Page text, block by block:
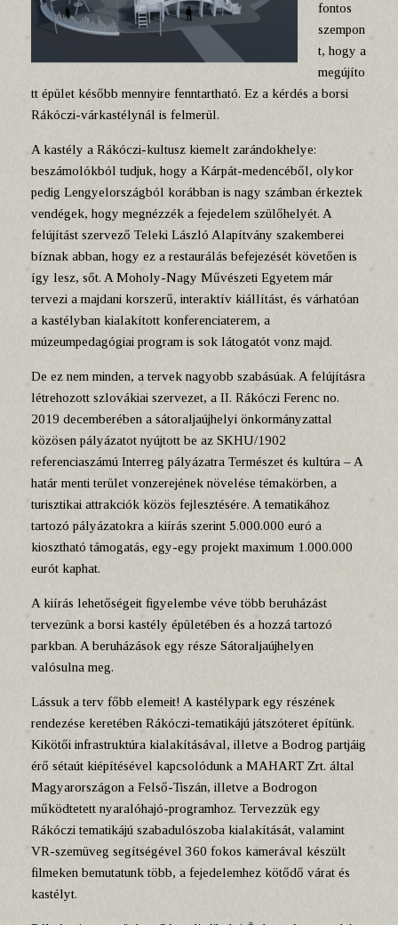
fontos
szempon
t, hogy a
megújíto
tt épület később mennyire fenntartható. Ez a kérdés a borsi
Rákóczi-várkastélynál is felmerül.
A kastély a Rákóczi-kultusz kiemelt zarándokhelye:
beszámolókból tudjuk, hogy a Kárpát-medencéből, olykor
pedig Lengyelországból korábban is nagy számban érkeztek
vendégek, hogy megnézzék a fejedelem szülőhelyét. A
felújítást szervező Teleki László Alapítvány szakemberei
bíznak abban, hogy ez a restaurálás befejezését követően is
így lesz, sőt. A Moholy-Nagy Művészeti Egyetem már
tervezi a majdani korszerű, interaktív kiállítást, és várhatóan
a kastélyban kialakított konferenciaterem, a
múzeumpedagógiai program is sok látogatót vonz majd.
De ez nem minden, a tervek nagyobb szabásúak. A felújításra
létrehozott szlovákiai szervezet, a II. Rákóczi Ferenc no.
2019 decemberében a sátoraljaújhelyi önkormányzattal
közösen pályázatot nyújtott be az SKHU/1902
referenciaszámú Interreg pályázatra Természet és kultúra – A
határ menti terület vonzerejének növelése témakörben, a
turisztikai attrakciók közös fejlesztésére. A tematikához
tartozó pályázatokra a kiírás szerint 5.000.000 euró a
kiosztható támogatás, egy-egy projekt maximum 1.000.000
eurót kaphat.
A kiírás lehetőségeit figyelembe véve több beruházást
tervezünk a borsi kastély épületében és a hozzá tartozó
parkban. A beruházások egy része Sátoraljaújhelyen
valósulna meg.
Lássuk a terv főbb elemeit! A kastélypark egy részének
rendezése keretében Rákóczi-tematikájú játszóteret építünk.
Kikötői infrastruktúra kialakításával, illetve a Bodrog partjáig
érő sétaút kiépítésével kapcsolódunk a MAHART Zrt. által
Magyarországon a Felső-Tiszán, illetve a Bodrogon
működtetett nyaralóhajó-programhoz. Tervezzük egy
Rákóczi tematikájú szabadulószoba kialakítását, valamint
VR-szemüveg segítségével 360 fokos kamerával készült
filmeken bemutatunk több, a fejedelemhez kötődő várat és
kastélyt.